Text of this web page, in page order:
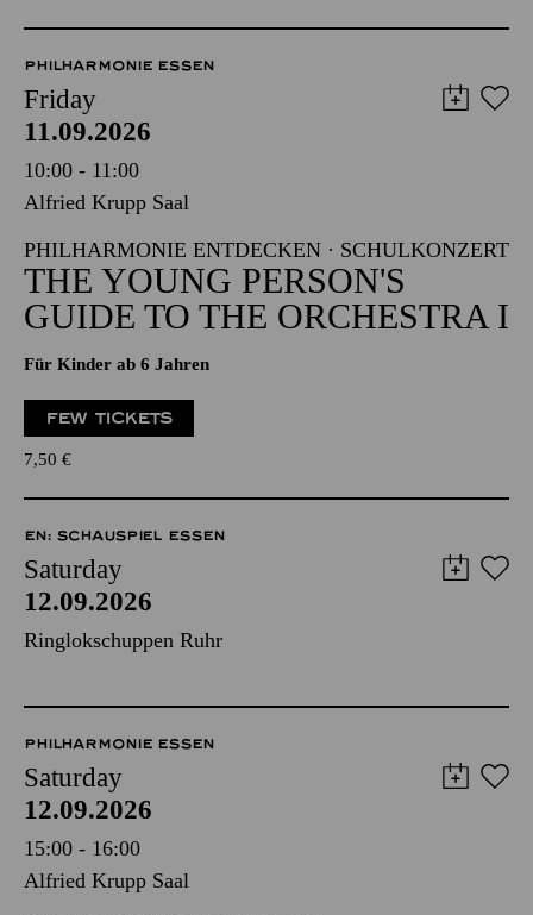
PHILHARMONIE ESSEN
Friday
11.09.2026
10:00 - 11:00
Alfried Krupp Saal
PHILHARMONIE ENTDECKEN · SCHULKONZERT
THE YOUNG PERSON'S
GUIDE TO THE ORCHESTRA I
Für Kinder ab 6 Jahren
FEW TICKETS
7,50 €
EN: SCHAUSPIEL ESSEN
Saturday
12.09.2026
Ringlokschuppen Ruhr
PHILHARMONIE ESSEN
Saturday
12.09.2026
15:00 - 16:00
Alfried Krupp Saal